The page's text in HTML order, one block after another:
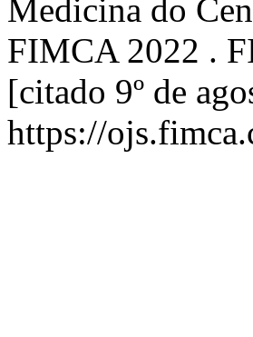
Medicina do
FIMCA 2022 .
[citado 9º de
https://